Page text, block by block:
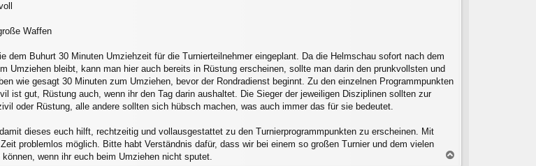
Waffen
dem Buhurt 30 Minuten Umziehzeit für die Turnierteilnehmer eingeplant. Da die Helmschau sofort nach dem
Umziehen bleibt, kann man hier auch bereits in Rüstung erscheinen, sollte man darin den prunkvollsten und
wie gesagt 30 Minuten zum Umziehen, bevor der Rondradienst beginnt. Zu den einzelnen Programmpunkten
ist gut, Rüstung auch, wenn ihr den Tag darin aushaltet. Die Sieger der jeweiligen Disziplinen sollten zur
oder Rüstung, alle andere sollten sich hübsch machen, was auch immer das für sie bedeutet.
dieses euch hilft, rechtzeitig und vollausgestattet zu den Turnierprogrammpunkten zu erscheinen. Mit
problemlos möglich. Bitte habt Verständnis dafür, dass wir bei einem so großen Turnier und dem vielen
wenn ihr euch beim Umziehen nicht sputet.